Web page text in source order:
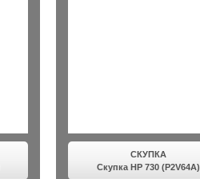
СКУПКА
Скупка HP 730 (P2V64A)